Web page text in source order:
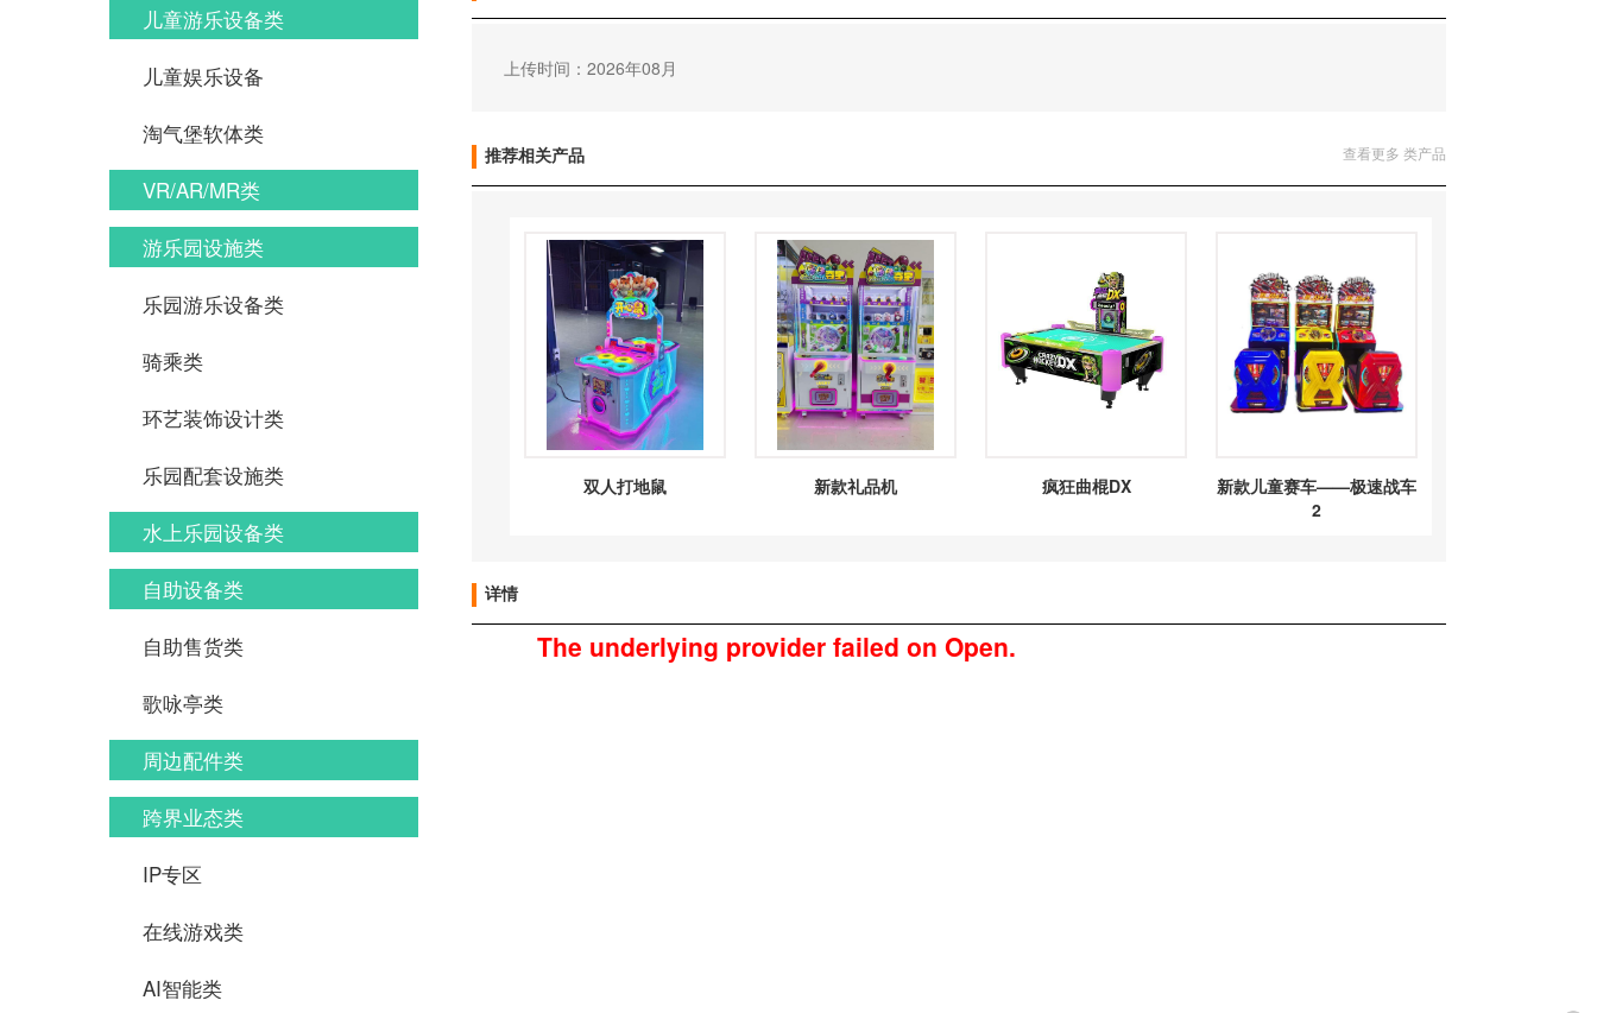
儿童游乐设备类
儿童娱乐设备
淘气堡软体类
VR/AR/MR类
游乐园设施类
乐园游乐设备类
骑乘类
环艺装饰设计类
乐园配套设施类
水上乐园设备类
自助设备类
自助售货类
歌咏亭类
周边配件类
跨界业态类
IP专区
在线游戏类
AI智能类
上传时间：2026年08月
推荐相关产品 查看更多 类产品
双人打地鼠 新款礼品机 疯狂曲棍DX
新款儿童赛车——极速战车
2
详情
The underlying provider failed on Open.